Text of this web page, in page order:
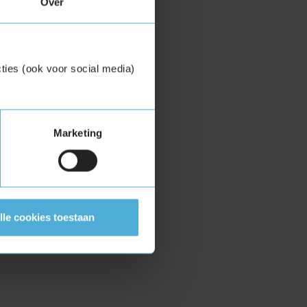
(ook voor social media)
Marketing
cookies toestaan